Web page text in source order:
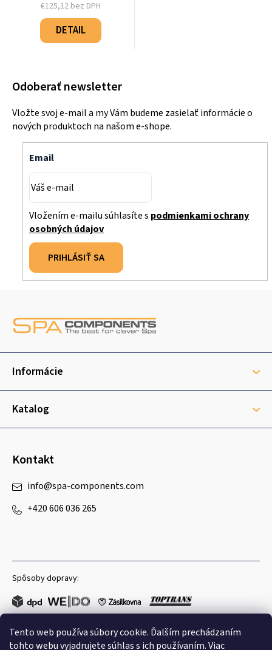
Tento web používa súbory cookie. Ďalším prechádzaním
tohto webu vyjadrujete súhlas s ich používaním. Viac
€125,12 bez DPH
Jednotková
cena:
DETAIL
Odoberať newsletter
Vložte svoj e-mail a my Vám budeme zasielať informácie o
nových produktoch na našom e-shope.
Email
Vložením e-mailu súhlasíte s podmienkami ochrany
osobných údajov
PRIHLÁSIŤ SA
ä
i
Informácie
Katalog
Kontakt
info@spa-components.com
+420 606 036 265
Spôsoby dopravy:
Obľúbené spôsoby platby: